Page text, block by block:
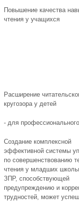
Повышение качества
чтения у учащихся
Расширение
кругозора у детей
- для
Создание комплексной
эффективной системы
по совершенствованию
чтения у младших
ЗПР, способствующей
предупреждению и
трудностей, может